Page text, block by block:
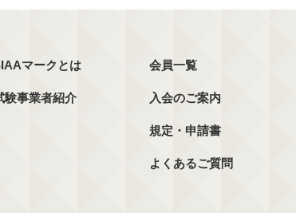
マークとは
験事業者紹介
会員一覧
入会のご案内
規定・申請書
よくあるご質問